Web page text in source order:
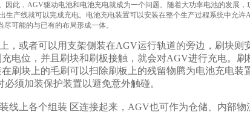
此，AGV驱动电池和电池充电就成为一个问题。随着大功率电池的发展，
产线就可以完成充电。电池充电装置可以安装在整个生产过程系统中允许
可能的与已有的布局形成一体。
，或者可以用支架侧装在AGV运行轨道的旁边，刷块则
电位，并且刷块和刷板接触，就会对AGV进行充电。刷
刷块上的毛刷可以扫除刷板上的残留物腾为电池充电装
须加装保护装置以避免意外触碰。
上各个组装 区连接起来，AGV也可作为仓储、内部物